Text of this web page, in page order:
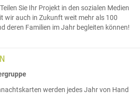
Sie Ihr Projekt in den sozialen Medien
wir auch in Zukunft weit mehr als 100
deren Familien im Jahr begleiten können!
werden jedes Jahr von Hand